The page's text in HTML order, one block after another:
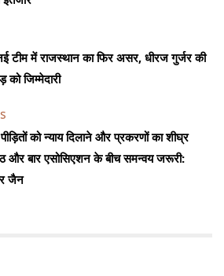
टीम में राजस्थान का फिर असर, धीरज गुर्जर की
जिम्मेदारी
को न्याय दिलाने और प्रकरणों का शीघ्र
और बार एसोसिएशन के बीच समन्वय जरूरी:
जैन